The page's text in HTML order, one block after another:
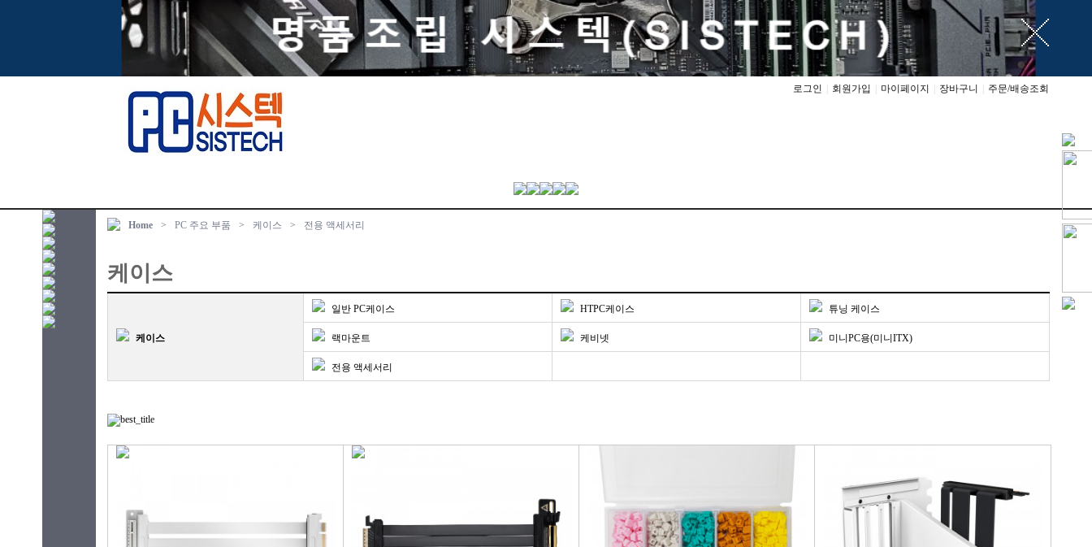
로그인 회원가입 마이페이지 장바구니 주문/배송조회
Home > PC 주요 부품 > 케이스 > 전용 액세서리
케이스
케이스
일반 PC케이스 HTPC케이스 튜닝 케이스
랙마운트 케비넷 미니PC용(미니ITX)
전용 액세서리